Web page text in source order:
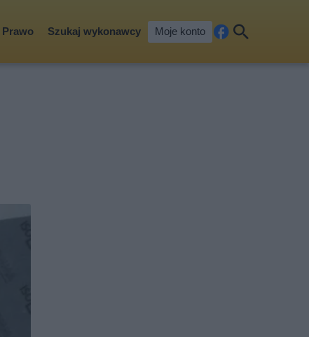
Prawo Szukaj wykonawcy Moje konto
cebkaj